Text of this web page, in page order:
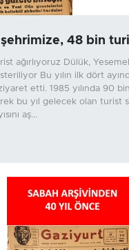
şehrimize, 48 bin
ağırlıyoruz Dülük,
Bu yılın ilk dört
etti. 1985 yılında 90
bu yıl gelecek olan turist
aş...